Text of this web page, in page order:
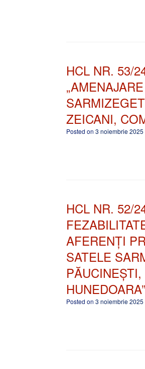
HCL NR. 53/
ZEICANI,
Posted on 3 noiembrie 2025
HCL NR. 52/
AFERENȚI
SATELE
HUNEDOARA”
Posted on 3 noiembrie 2025